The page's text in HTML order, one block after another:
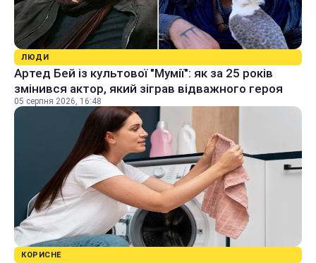
ЛЮДИ
Артед Бей із культової "Мумії": як за 25 років
змінився актор, який зіграв відважного героя
05 серпня 2026, 16:48
КОРИСНЕ